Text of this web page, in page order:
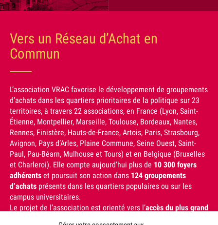
Vers un Réseau d’Achat en
Commun
L’association VRAC favorise le développement de groupements
d’achats dans les quartiers prioritaires de la politique sur 23
territoires, à travers 22 associations, en France (Lyon, Saint-
Étienne, Montpellier, Marseille, Toulouse, Bordeaux, Nantes,
Rennes, Finistère, Hauts-de-France, Artois, Paris, Strasbourg,
Avignon, Pays d’Arles, Plaine Commune, Seine Ouest, Saint-
Paul, Pau-Béarn, Mulhouse et Tours) et en Belgique (Bruxelles
et Charleroi). Elle compte aujourd’hui plus de 10 300 foyers
adhérents et poursuit son action dans 124 groupements
d’achats présents dans les quartiers populaires ou sur les
campus universitaires.
Le projet de l’association est orienté vers l’accès du plus grand